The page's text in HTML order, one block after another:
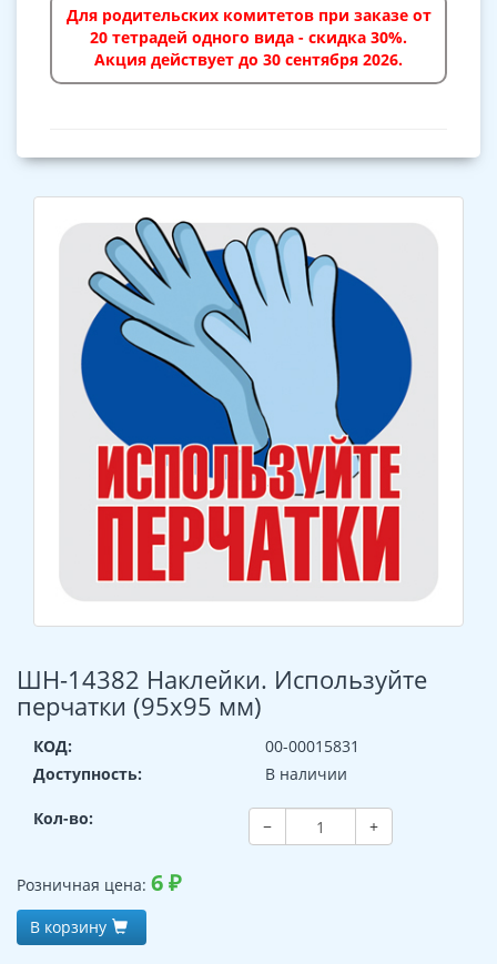
Для родительских комитетов при заказе от
20 тетрадей одного вида - скидка 30%.
Акция действует до 30 сентября 2026.
ШН-14382 Наклейки. Используйте
перчатки (95х95 мм)
КОД:
00-00015831
Доступность:
В наличии
Кол-во: − +
Розничная цена: 6₽
В корзину